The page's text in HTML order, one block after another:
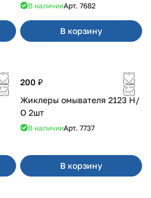
В наличииАрт. 7682
В корзину
200 ₽
Жиклеры омывателя 2123 Н/
О 2шт
В наличииАрт. 7737
В корзину